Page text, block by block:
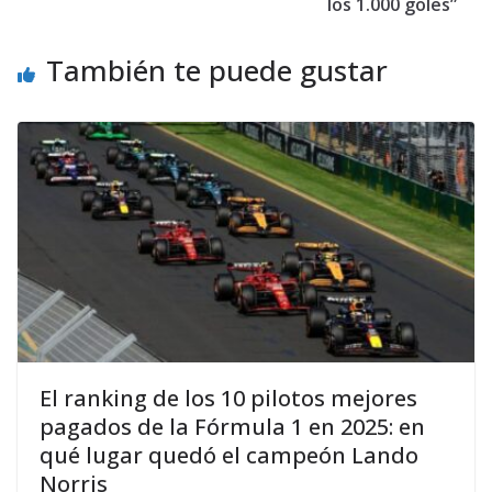
los 1.000 goles”
También te puede gustar
El ranking de los 10 pilotos mejores
pagados de la Fórmula 1 en 2025: en
qué lugar quedó el campeón Lando
Norris